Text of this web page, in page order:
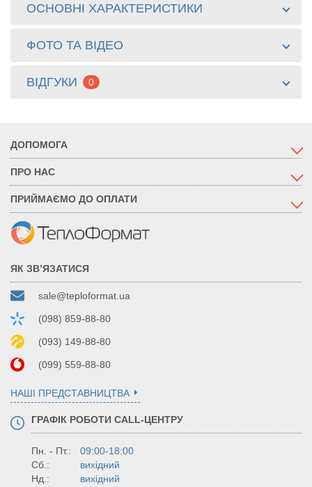
ОСНОВНІ ХАРАКТЕРИСТИКИ
ФОТО ТА ВІДЕО
ВІДГУКИ 0
ДОПОМОГА
ПРО НАС
ПРИЙМАЄМО ДО ОПЛАТИ
ЯК ЗВ’ЯЗАТИСЯ
sale@teploformat.ua
(098) 859-88-80
(093) 149-88-80
(099) 559-88-80
НАШІ ПРЕДСТАВНИЦТВА
ГРАФІК РОБОТИ CALL-ЦЕНТРУ
Пн. - Пт.:
09:00-18:00
Сб.:
вихідний
Нд.:
вихідний